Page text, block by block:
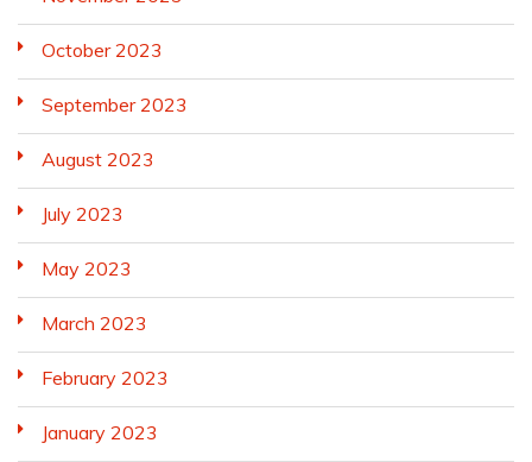
October 2023
September 2023
August 2023
July 2023
May 2023
March 2023
February 2023
January 2023